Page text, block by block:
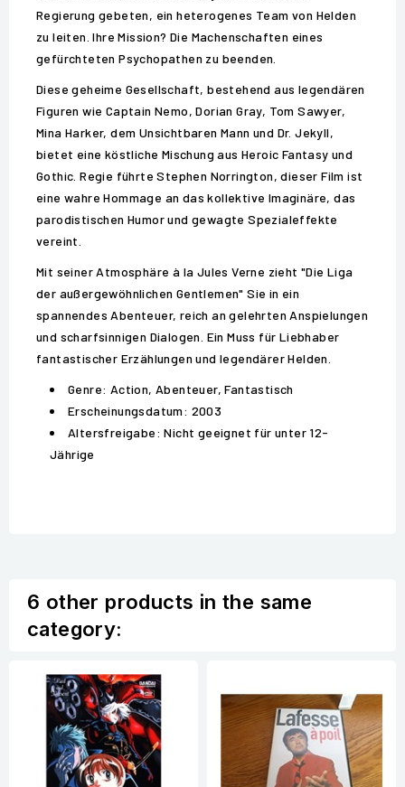
Regierung gebeten, ein heterogenes Team von Helden
zu leiten. Ihre Mission? Die Machenschaften eines
gefürchteten Psychopathen zu beenden.
Diese geheime Gesellschaft, bestehend aus legendären
Figuren wie Captain Nemo, Dorian Gray, Tom Sawyer,
Mina Harker, dem Unsichtbaren Mann und Dr. Jekyll,
bietet eine köstliche Mischung aus Heroic Fantasy und
Gothic. Regie führte Stephen Norrington, dieser Film ist
eine wahre Hommage an das kollektive Imaginäre, das
parodistischen Humor und gewagte Spezialeffekte
vereint.
Mit seiner Atmosphäre à la Jules Verne zieht "Die Liga
der außergewöhnlichen Gentlemen" Sie in ein
spannendes Abenteuer, reich an gelehrten Anspielungen
und scharfsinnigen Dialogen. Ein Muss für Liebhaber
fantastischer Erzählungen und legendärer Helden.
Genre: Action, Abenteuer, Fantastisch
Erscheinungsdatum: 2003
Altersfreigabe: Nicht geeignet für unter 12-
Jährige
6 other products in the same
category: